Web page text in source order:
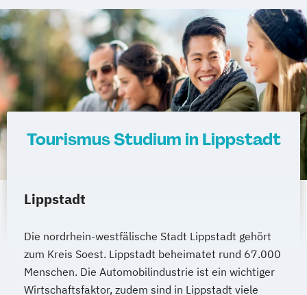
Tourismus Studium in Lippstadt
Lippstadt
Die nordrhein-westfälische Stadt Lippstadt gehört
zum Kreis Soest. Lippstadt beheimatet rund 67.000
Menschen. Die Automobilindustrie ist ein wichtiger
Wirtschaftsfaktor, zudem sind in Lippstadt viele